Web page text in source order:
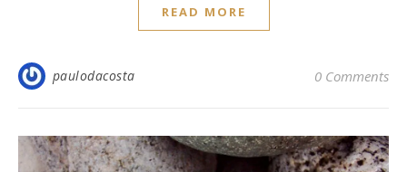
READ MORE
paulodacosta 0 Comments